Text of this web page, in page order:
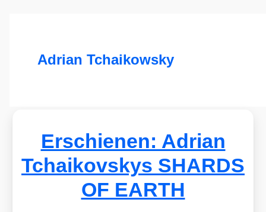
Adrian Tchaikowsky
Erschienen: Adrian
Tchaikovskys SHARDS
OF EARTH